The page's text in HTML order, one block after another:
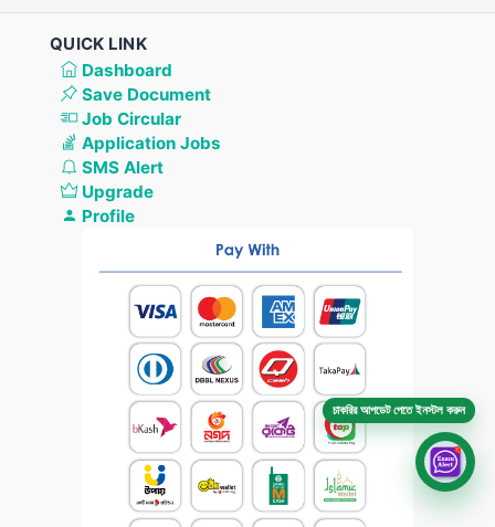
QUICK LINK
Dashboard
Save Document
Job Circular
Application Jobs
SMS Alert
Upgrade
Profile
চাকরির আপডেট পেতে ইনস্টল করুন